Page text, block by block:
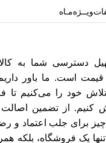
دسترسی شما به
قیمت است. ما باور
خود را می‌کنیم تا
کنیم. از تضمین اصالت
برای جلب اعتماد و
یک فروشگاه، بلکه